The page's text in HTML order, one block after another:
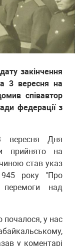
закінчення
3 вересня на
співавтор
федерації з
вересня Дня
прийнято на
став указ
року "Про
над
почалося, у нас
у коментарі